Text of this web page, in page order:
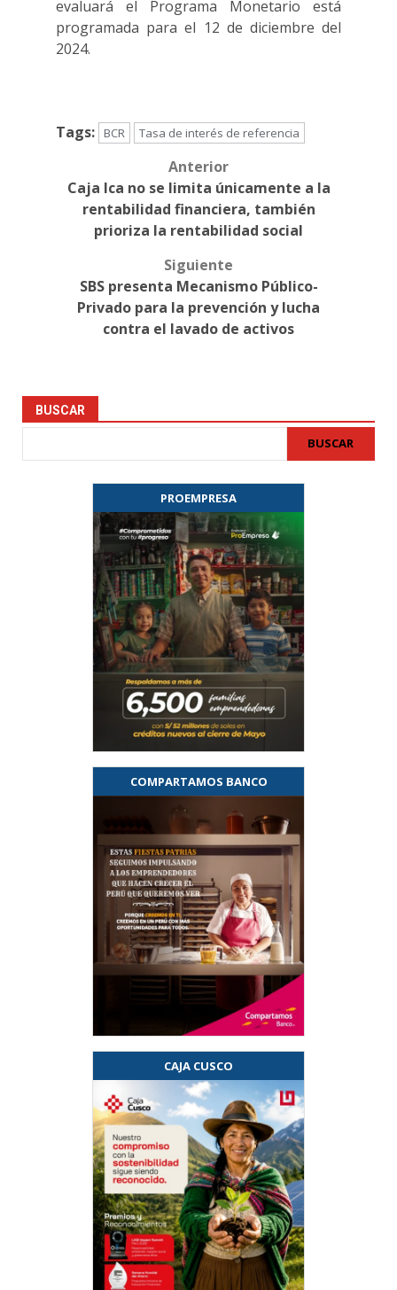
evaluará el Programa Monetario está
programada para el 12 de diciembre del
2024.
Tags: BCR Tasa de interés de referencia
navigation
Anterior
Caja Ica no se limita únicamente a la
rentabilidad financiera, también
prioriza la rentabilidad social
Siguiente
SBS presenta Mecanismo Público-
Privado para la prevención y lucha
contra el lavado de activos
BUSCAR
BUSCAR
PROEMPRESA
COMPARTAMOS BANCO
CAJA CUSCO